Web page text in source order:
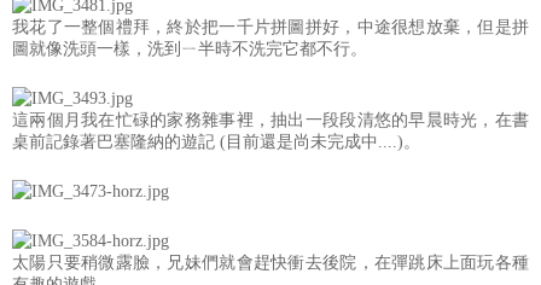
我花了一整個禮拜，終於把一千片拼圖拼好，中途很想放棄，但是拼
圖就像洗頭一樣，洗到ㄧ半時不洗完它都不行。
這兩個月我在忙碌的家務雜事裡，抽出一段段清悠的早晨時光，在書
桌前記錄著巴塞隆納的遊記 (目前還是尚未完成中....)。
太陽只要稍微露臉，兄妹們就會趕快衝去後院，在彈跳床上面玩各種